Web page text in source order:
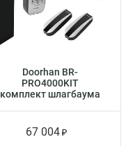
Doorhan BR-
PRO4000KIT
комплект шлагбаума
67 004